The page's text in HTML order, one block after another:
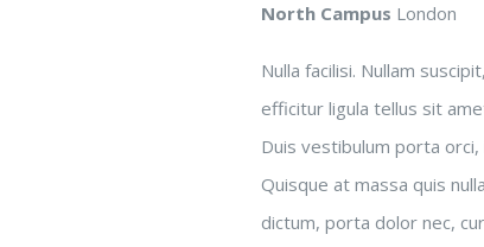
North Campus London
Nulla facilisi. Nullam
efficitur ligula tellus sit
Duis vestibulum porta
Quisque at massa quis
dictum, porta dolor nec,